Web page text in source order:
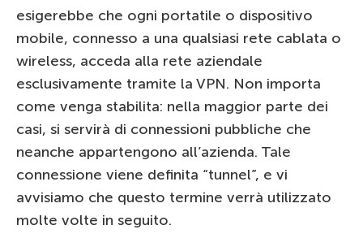
esigerebbe che ogni portatile o dispositivo
mobile, connesso a una qualsiasi rete cablata o
wireless, acceda alla rete aziendale
esclusivamente tramite la VPN. Non importa
come venga stabilita: nella maggior parte dei
casi, si servirà di connessioni pubbliche che
neanche appartengono all’azienda. Tale
connessione viene definita “tunnel”, e vi
avvisiamo che questo termine verrà utilizzato
molte volte in seguito.